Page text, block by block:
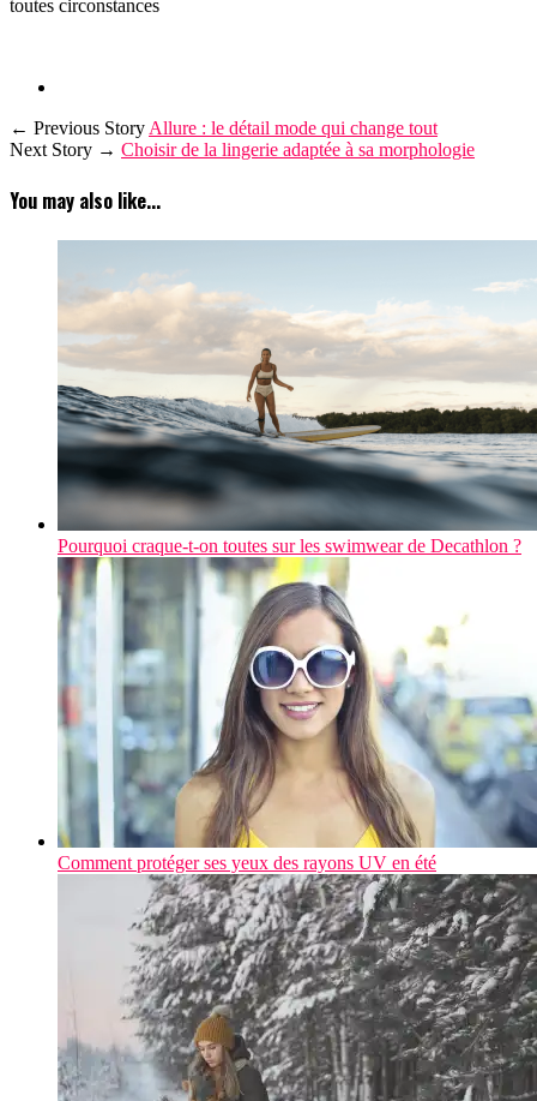
toutes circonstances
← Previous Story Allure : le détail mode qui change tout
Next Story → Choisir de la lingerie adaptée à sa morphologie
You may also like...
Pourquoi craque-t-on toutes sur les swimwear de Decathlon ?
Comment protéger ses yeux des rayons UV en été